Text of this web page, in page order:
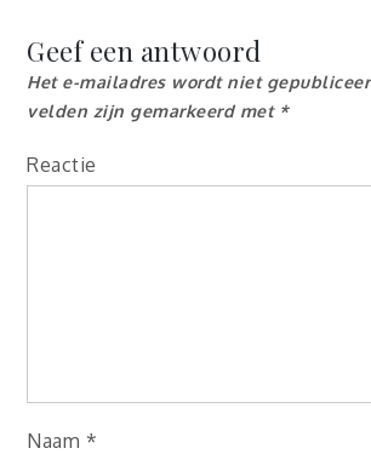
Geef een antwoord
Het e-mailadres wordt niet
velden zijn gemarkeerd met *
Reactie
Naam *